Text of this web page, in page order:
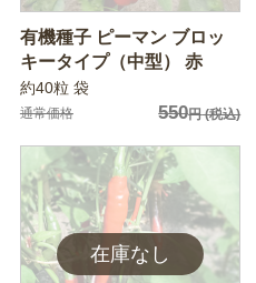
有機種子 ピーマン ブロッ
キータイプ（中型） 赤
約40粒 袋
通常価格 550円(税込)